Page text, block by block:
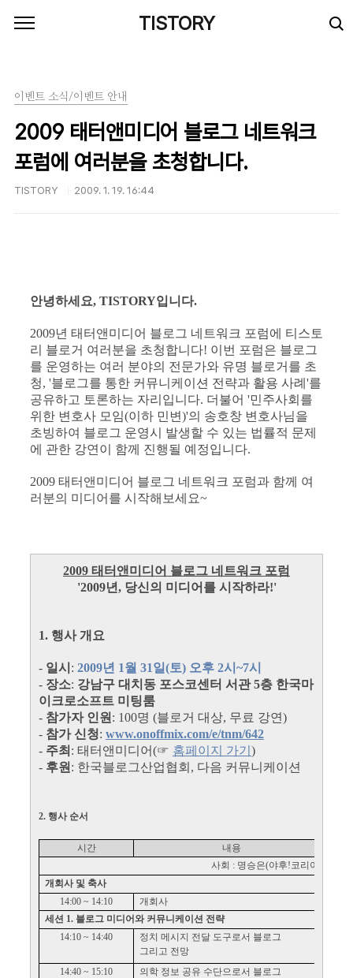
TISTORY
이벤트 소식/이벤트 안내
2009 태터앤미디어 블로그 네트워크
포럼에 여러분을 초청합니다.
TISTORY 2009. 1. 19. 16:44
안녕하세요, TISTORY입니다.
2009년 태터앤미디어 블로그 네트워크 포럼에 티스토
리 블로거 여러분을 초청합니다! 이번 포럼은 블로그
를 운영하는 여러 분야의 전문가와 유명 블로거를 초
청, '블로그를 통한 커뮤니케이션 전략과 활용 사례'를
공유하고 토론하는 자리입니다. 더불어 '민주사회를
위한 변호사 모임(이하 민변)'의 송호창 변호사님을
초빙하여 블로그 운영시 발생할 수 있는 법률적 문제
에 관한 강연이 함께 진행될 예정입니다.
2009 태터앤미디어 블로그 네트워크 포럼과 함께 여
러분의 미디어를 시작해보세요~
2009 태터앤미디어 블로그 네트워크 포럼
'2009년, 당신의 미디어를 시작하라!'
1. 행사 개요
- 일시 : 2009년 1월 31일(토) 오후 2시~7시
- 장소: 강남구 대치동 포스코센터 서관 5층 한국마
이크로소프트 미팅룸
- 참가자 인원 : 100명 (블로거 대상, 무료 강연)
- 참가 신청: www.onoffmix.com/e/tnm/642
- 주최 : 태터앤미디어(☞ 홈페이지 가기 )
- 후원 : 한국블로그산업협회, 다음 커뮤니케이션
2. 행사 순서
시간
내용
사회 : 명승은(야후!코리아
개회사 및 축사
14:00 ~ 14:10
개회사
세션 1. 블로그 미디어와 커뮤니케이션 전략
14:10 ~ 14:40
정치 메시지 전달 도구로서 블로그
그리고 전망
14:40 ~ 15:10 의학 정보 공유 수단으로서 블로그